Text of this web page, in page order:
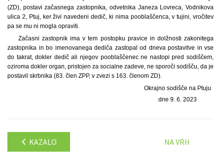
(ZD), postavi začasnega zastopnika, odvetnika Janeza Lovreca, Vodnikova
ulica 2, Ptuj, ker živi navedeni dedič, ki nima pooblaščenca, v tujini, vročitev
pa se mu ni mogla opraviti.
Začasni zastopnik ima v tem postopku pravice in dolžnosti zakonitega
zastopnika in bo imenovanega dediča zastopal od dneva postavitve in vse
do takrat, dokler dedič ali njegov pooblaščenec ne nastopi pred sodiščem,
oziroma dokler organ, pristojen za socialne zadeve, ne sporoči sodišču, da je
postavil skrbnika (83. člen ZPP, v zvezi s 163. členom ZD).
Okrajno sodišče na Ptuju
dne 9. 6. 2023
KAZALO NA VRH